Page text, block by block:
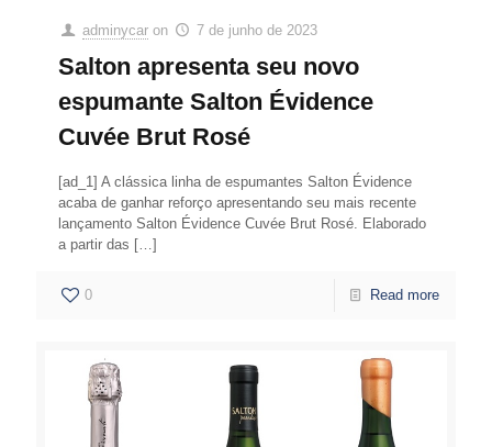
adminycar on 7 de junho de 2023
Salton apresenta seu novo
espumante Salton Évidence
Cuvée Brut Rosé
[ad_1] A clássica linha de espumantes Salton Évidence
acaba de ganhar reforço apresentando seu mais recente
lançamento Salton Évidence Cuvée Brut Rosé. Elaborado
a partir das […]
0 Read more